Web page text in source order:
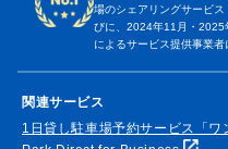
場のシェアリングサービ
びに、2024年11月・2025
によるサービス提供事業者
関連サービス
1日貸し駐車場予約サービス「ワ